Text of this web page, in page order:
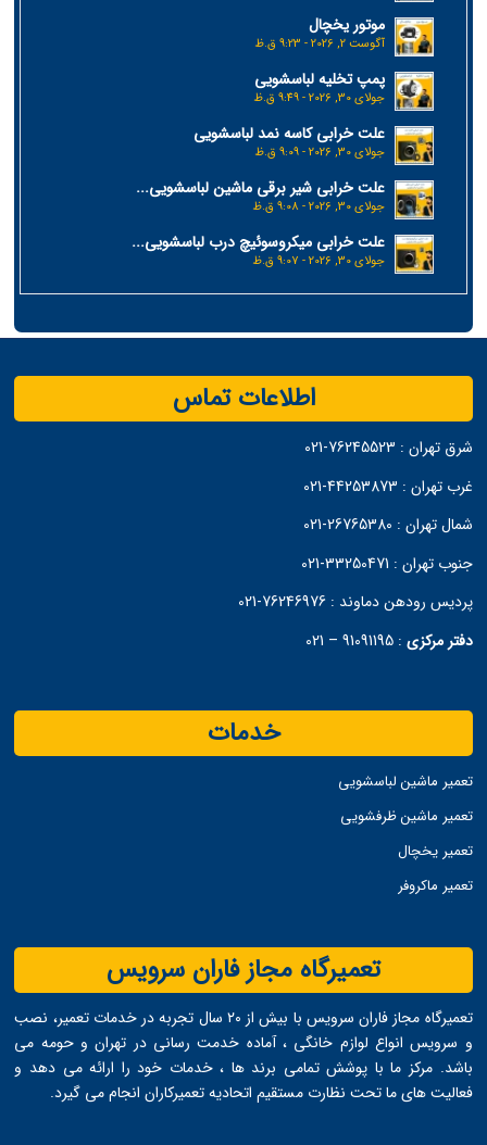
موتور یخچال
آگوست 2, 2026 - 9:23 ق.ظ
پمپ تخلیه لباسشویی
جولای 30, 2026 - 9:49 ق.ظ
علت خرابی کاسه نمد لباسشویی
جولای 30, 2026 - 9:09 ق.ظ
علت خرابی شیر برقی ماشین لباسشویی...
جولای 30, 2026 - 9:08 ق.ظ
علت خرابی میکروسوئیچ درب لباسشویی...
جولای 30, 2026 - 9:07 ق.ظ
اطلاعات تماس
شرق تهران : 76245523-021
غرب تهران : 44253873-021
شمال تهران :
جنوب تهران : 33250471-021
پردیس رودهن دماوند :76246976-021
دفتر مرکزی :
91091195 – 021
خدمات
تعمیر ماشین لباسشویی
تعمیر ماشین ظرفشویی
تعمیر یخچال
تعمیر ماکروفر
تعمیرگاه مجاز فاران سرویس
تعمیرگاه مجاز فاران سرویس با بیش از ۲۰ سال تجربه در خدمات تعمیر، نصب
و سرویس انواع لوازم خانگی ، آماده خدمت ‌رسانی در تهران و حومه می
‌باشد. مرکز ما با پوشش تمامی برند ها ، خدمات خود را ارائه می ‌دهد و
فعالیت های ما تحت نظارت مستقیم اتحادیه تعمیرکاران انجام می ‌گیرد.